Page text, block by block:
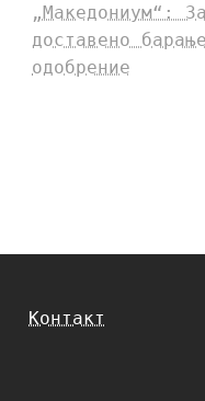
„Македониум“:
доставено
одобрение
Контакт